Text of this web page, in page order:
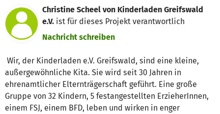
Christine Scheel von Kinderladen Greifswald
e.V. ist für dieses Projekt verantwortlich
Nachricht schreiben
Wir, der Kinderladen e.V. Greifswald, sind eine kleine,
außergewöhnliche Kita. Sie wird seit 30 Jahren in
ehrenamtlicher Elternträgerschaft geführt. Eine große
Gruppe von 32 Kindern, 5 festangestellten ErzieherInnen,
einem FSJ, einem BFD, leben und wirken in enger